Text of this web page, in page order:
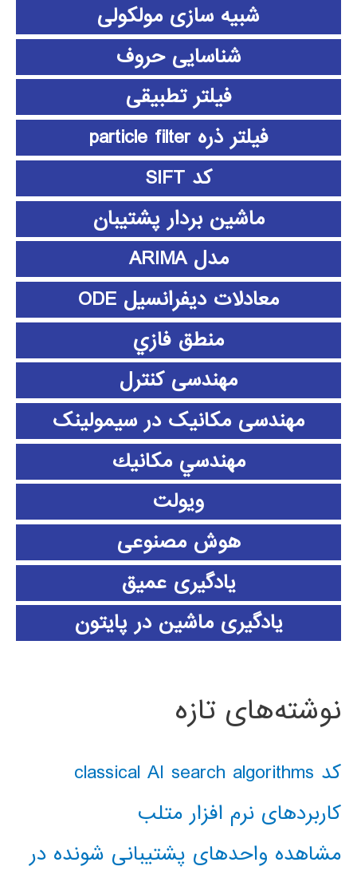
شبیه سازی مولکولی
شناسایی حروف
فیلتر تطبیقی
فیلتر ذره particle filter
کد SIFT
ماشین بردار پشتیبان
مدل ARIMA
معادلات دیفرانسیل ODE
منطق فازي
مهندسی کنترل
مهندسی مکانیک در سیمولینک
مهندسي مكانيك
ویولت
هوش مصنوعی
یادگیری عمیق
یادگیری ماشین در پایتون
نوشته‌های تازه
کد classical AI search algorithms
کاربردهای نرم افزار متلب
مشاهده واحدهای پشتیبانی شونده در